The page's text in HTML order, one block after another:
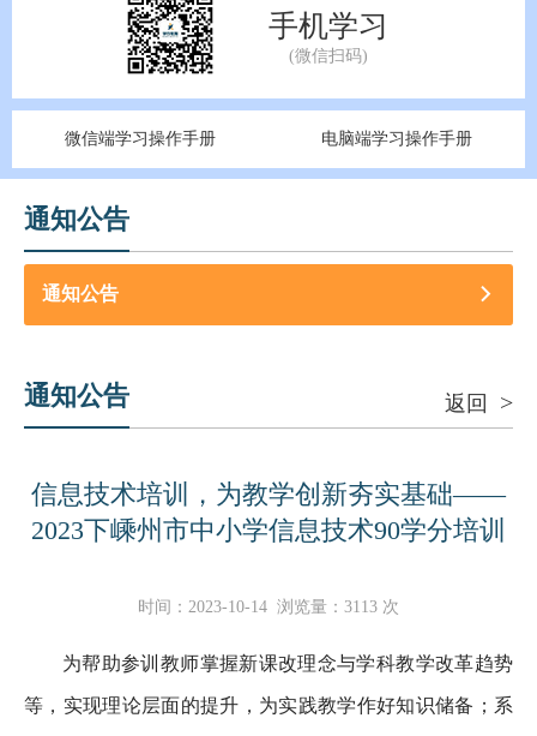
手机学习
微信端学习操作手册 电脑端学习操作手册
通知公告
通知公告
通知公告 返回 >
信息技术培训，为教学创新夯实基础——
2023下嵊州市中小学信息技术90学分培训
时间： 2023-10-14 浏览量： 3113 次
为帮助参训教师掌握新课改理念与学科教学改革趋势
等，实现理论层面的提升，为实践教学作好知识储备；系